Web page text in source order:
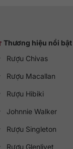
Thương hiệu nổi bật
Rượu Chivas
Rượu Macallan
Rượu Hibiki
Johnnie Walker
Rượu Singleton
Rượu Glenlivet